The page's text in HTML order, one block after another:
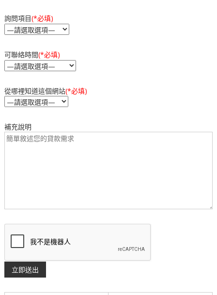
詢問項目(*必填)
可聯絡時間(*必填)
從哪裡知道這個網站(*必填)
補充說明